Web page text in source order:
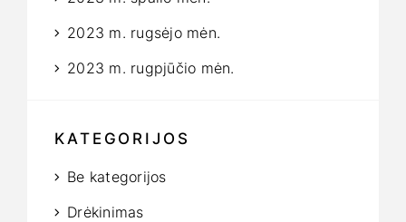
2023 m. rugsėjo mėn.
2023 m. rugpjūčio mėn.
KATEGORIJOS
Be kategorijos
Drėkinimas